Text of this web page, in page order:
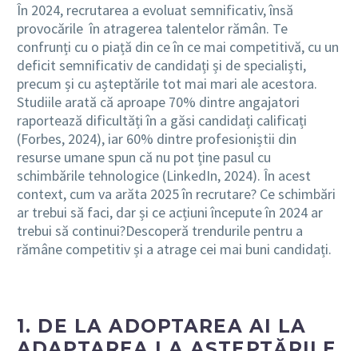
În 2024, recrutarea a evoluat semnificativ, însă
provocările în atragerea talentelor rămân. Te
confrunți cu o piață din ce în ce mai competitivă, cu un
deficit semnificativ de candidați și de specialiști,
precum și cu așteptările tot mai mari ale acestora.
Studiile arată că aproape 70% dintre angajatori
raportează dificultăți în a găsi candidați calificați
(Forbes, 2024), iar 60% dintre profesioniștii din
resurse umane spun că nu pot ține pasul cu
schimbările tehnologice (LinkedIn, 2024). În acest
context, cum va arăta 2025 în recrutare? Ce schimbări
ar trebui să faci, dar și ce acțiuni începute în 2024 ar
trebui să continui?Descoperă trendurile pentru a
rămâne competitiv și a atrage cei mai buni candidați.
1. DE LA ADOPTAREA AI LA